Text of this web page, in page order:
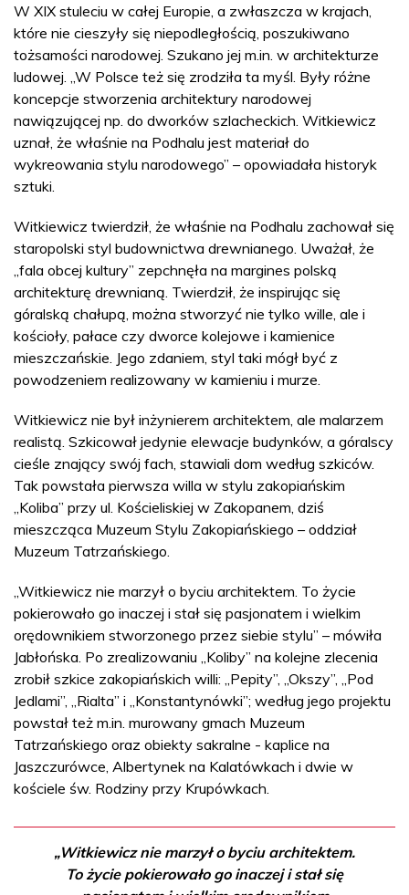
W XIX stuleciu w całej Europie, a zwłaszcza w krajach,
które nie cieszyły się niepodległością, poszukiwano
tożsamości narodowej. Szukano jej m.in. w architekturze
ludowej. „W Polsce też się zrodziła ta myśl. Były różne
koncepcje stworzenia architektury narodowej
nawiązującej np. do dworków szlacheckich. Witkiewicz
uznał, że właśnie na Podhalu jest materiał do
wykreowania stylu narodowego” – opowiadała historyk
sztuki.
Witkiewicz twierdził, że właśnie na Podhalu zachował się
staropolski styl budownictwa drewnianego. Uważał, że
„fala obcej kultury” zepchnęła na margines polską
architekturę drewnianą. Twierdził, że inspirując się
góralską chałupą, można stworzyć nie tylko wille, ale i
kościoły, pałace czy dworce kolejowe i kamienice
mieszczańskie. Jego zdaniem, styl taki mógł być z
powodzeniem realizowany w kamieniu i murze.
Witkiewicz nie był inżynierem architektem, ale malarzem
realistą. Szkicował jedynie elewacje budynków, a góralscy
cieśle znający swój fach, stawiali dom według szkiców.
Tak powstała pierwsza willa w stylu zakopiańskim
„Koliba” przy ul. Kościeliskiej w Zakopanem, dziś
mieszcząca Muzeum Stylu Zakopiańskiego – oddział
Muzeum Tatrzańskiego.
„Witkiewicz nie marzył o byciu architektem. To życie
pokierowało go inaczej i stał się pasjonatem i wielkim
orędownikiem stworzonego przez siebie stylu” – mówiła
Jabłońska. Po zrealizowaniu „Koliby” na kolejne zlecenia
zrobił szkice zakopiańskich willi: „Pepity”, „Okszy”, „Pod
Jedlami”, „Rialta” i „Konstantynówki”; według jego projektu
powstał też m.in. murowany gmach Muzeum
Tatrzańskiego oraz obiekty sakralne - kaplice na
Jaszczurówce, Albertynek na Kalatówkach i dwie w
kościele św. Rodziny przy Krupówkach.
„Witkiewicz nie marzył o byciu architektem.
To życie pokierowało go inaczej i stał się